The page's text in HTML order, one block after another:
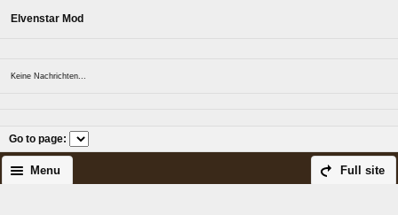
Elvenstar Mod
Keine Nachrichten...
Go to page:
Full site
Menu